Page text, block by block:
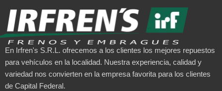
En Irfren's S.R.L. ofrecemos a los clientes los mejores repuestos
para vehículos en la localidad. Nuestra experiencia, calidad y
variedad nos convierten en la empresa favorita para los clientes
de Capital Federal.